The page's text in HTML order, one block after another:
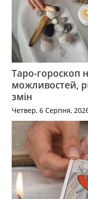
Таро-гороскоп
можливостей,
змін
Четвер, 6 Серпня,